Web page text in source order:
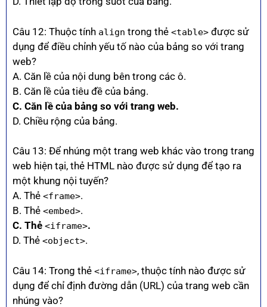
Câu 12: Thuộc tính align trong thẻ <table> được sử
dụng để điều chỉnh yếu tố nào của bảng so với trang
web?
A. Căn lề của nội dung bên trong các ô.
B. Căn lề của tiêu đề của bảng.
C. Căn lề của bảng so với trang web.
D. Chiều rộng của bảng.
Câu 13: Để nhúng một trang web khác vào trong trang
web hiện tại, thẻ HTML nào được sử dụng để tạo ra
một khung nội tuyến?
A. Thẻ <frame>.
B. Thẻ <embed>.
C. Thẻ <iframe>.
D. Thẻ <object>.
Câu 14: Trong thẻ <iframe>, thuộc tính nào được sử
dụng để chỉ định đường dẫn (URL) của trang web cần
nhúng vào?